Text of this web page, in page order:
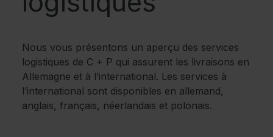
Nous vous présentons un aperçu des services
logistiques de C + P qui assurent les livraisons en
Allemagne et à l’international. Les services à
l’international sont disponibles en allemand,
anglais, français, néerlandais et polonais.